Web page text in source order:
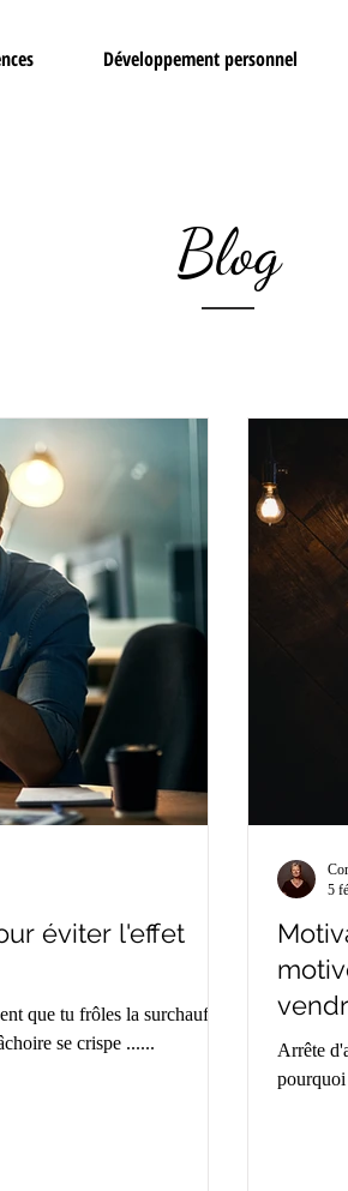
Développement personnel
Blog
éviter l'effet
que tu frôles la surchauffe ?
se crispe ......
Arrête
pourquoi
5